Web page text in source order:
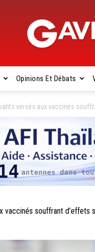
Opinions Et Débats
bahts versés aux vaccinés
vaccinés souffrant d’effets